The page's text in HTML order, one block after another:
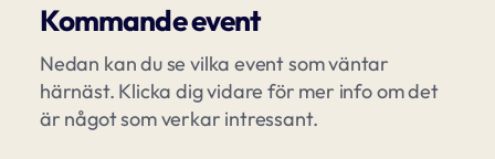
Kommande event
Nedan kan du se vilka event som väntar
härnäst. Klicka dig vidare för mer info om det
är något som verkar intressant.